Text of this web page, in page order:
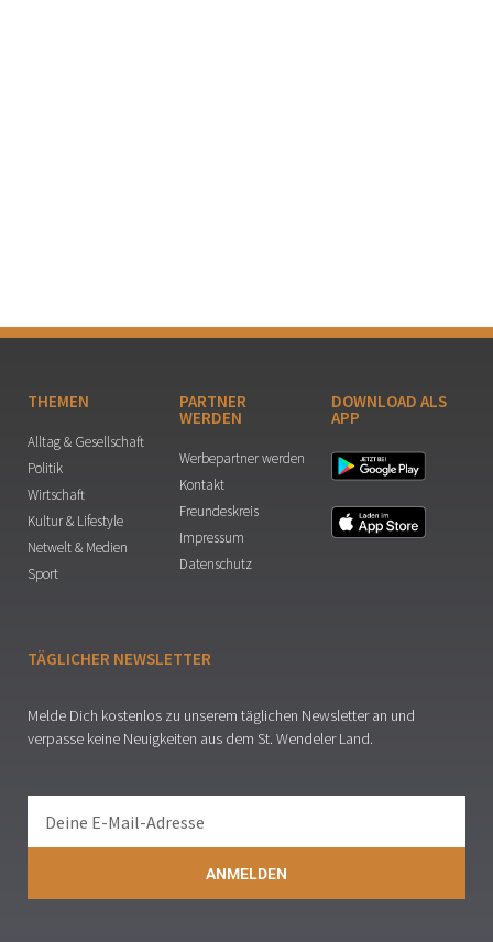
THEMEN
Alltag & Gesellschaft
Politik
Wirtschaft
Kultur & Lifestyle
Netwelt & Medien
Sport
PARTNER
WERDEN
Werbepartner werden
Kontakt
Freundeskreis
Impressum
Datenschutz
DOWNLOAD ALS
APP
TÄGLICHER NEWSLETTER
Melde Dich kostenlos zu unserem täglichen Newsletter an und
verpasse keine Neuigkeiten aus dem St. Wendeler Land.
ANMELDEN